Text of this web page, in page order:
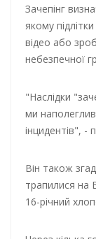
Зачепінг
якому
відео або
небезпечної
"Наслідки
ми
інцидентів", -
Він також
трапилися на
16-річний